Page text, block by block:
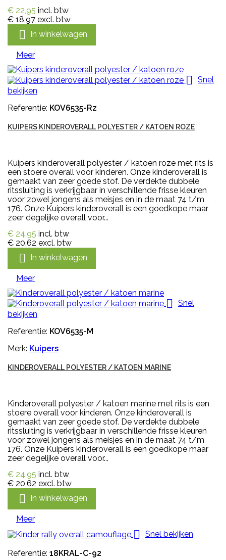
€ 22,95 incl. btw
€ 18,97 excl. btw
 In winkelwagen
Meer
 Snel
bekijken
Referentie: KOV6535-Rz
KUIPERS KINDEROVERALL POLYESTER / KATOEN ROZE
Kuipers kinderoverall polyester / katoen roze met rits is
een stoere overall voor kinderen. Onze kinderoverall is
gemaakt van zeer goede stof. De verdekte dubbele
ritssluiting is verkrijgbaar in verschillende frisse kleuren
voor zowel jongens als meisjes en in de maat 74 t/m
176. Onze Kuipers kinderoverall is een goedkope maar
zeer degelijke overall voor...
€ 24,95 incl. btw
€ 20,62 excl. btw
 In winkelwagen
Meer
 Snel
bekijken
Referentie: KOV6535-M
Merk: Kuipers
KINDEROVERALL POLYESTER / KATOEN MARINE
Kinderoverall polyester / katoen marine met rits is een
stoere overall voor kinderen. Onze kinderoverall is
gemaakt van zeer goede stof. De verdekte dubbele
ritssluiting is verkrijgbaar in verschillende frisse kleuren
voor zowel jongens als meisjes en in de maat 74 t/m
176. Onze Kuipers kinderoverall is een goedkope maar
zeer degelijke overall voor...
€ 24,95 incl. btw
€ 20,62 excl. btw
 In winkelwagen
Meer
 Snel bekijken
Referentie: 18KRAL-C-92